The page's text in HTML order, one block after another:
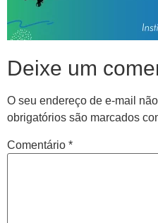
Deixe um
O seu endereço de e-mail
obrigatórios são marcados
Comentário *